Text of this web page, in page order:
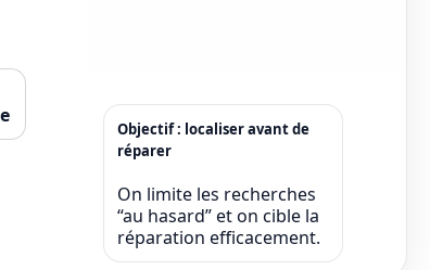
Objectif : localiser avant de
réparer
On limite les recherches
“au hasard” et on cible la
réparation efficacement.